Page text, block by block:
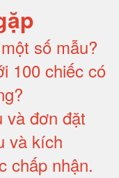
số mẫu?
100 chiếc có
và đơn đặt
và kích
chấp nhận.